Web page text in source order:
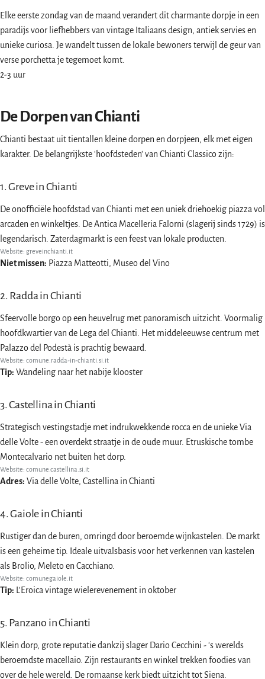
Elke eerste zondag van de maand verandert dit charmante dorpje in een
paradijs voor liefhebbers van vintage Italiaans design, antiek servies en
unieke curiosa. Je wandelt tussen de lokale bewoners terwijl de geur van
verse porchetta je tegemoet komt.
2-3 uur
De Dorpen van Chianti
Chianti bestaat uit tientallen kleine dorpen en dorpjeen, elk met eigen
karakter. De belangrijkste 'hoofdsteden' van Chianti Classico zijn:
1. Greve in Chianti
De onofficiële hoofdstad van Chianti met een uniek driehoekig piazza vol
arcaden en winkeltjes. De Antica Macelleria Falorni (slagerij sinds 1729) is
legendarisch. Zaterdagmarkt is een feest van lokale producten.
Website: greveinchianti.it
Niet missen: Piazza Matteotti, Museo del Vino
2. Radda in Chianti
Sfeervolle borgo op een heuvelrug met panoramisch uitzicht. Voormalig
hoofdkwartier van de Lega del Chianti. Het middeleeuwse centrum met
Palazzo del Podestà is prachtig bewaard.
Website: comune.radda-in-chianti.si.it
Tip: Wandeling naar het nabije klooster
3. Castellina in Chianti
Strategisch vestingstadje met indrukwekkende rocca en de unieke Via
delle Volte - een overdekt straatje in de oude muur. Etruskische tombe
Montecalvario net buiten het dorp.
Website: comune.castellina.si.it
Adres: Via delle Volte, Castellina in Chianti
4. Gaiole in Chianti
Rustiger dan de buren, omringd door beroemde wijnkastelen. De markt
is een geheime tip. Ideale uitvalsbasis voor het verkennen van kastelen
als Brolio, Meleto en Cacchiano.
Website: comunegaiole.it
Tip: L'Eroica vintage wielerevenement in oktober
5. Panzano in Chianti
Klein dorp, grote reputatie dankzij slager Dario Cecchini - 's werelds
beroemdste macellaio. Zijn restaurants en winkel trekken foodies van
over de hele wereld. De romaanse kerk biedt uitzicht tot Siena.